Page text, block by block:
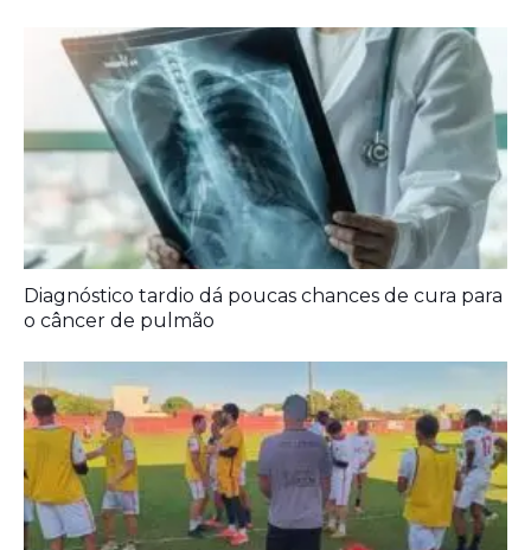
Diagnóstico tardio dá poucas chances de cura para
o câncer de pulmão